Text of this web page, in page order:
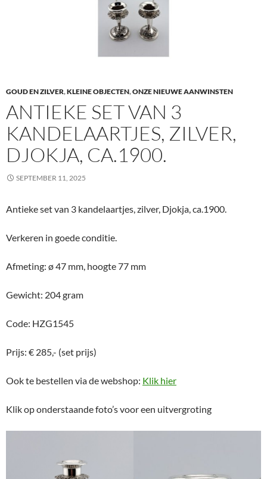
GOUD EN ZILVER,KLEINE OBJECTEN,ONZE NIEUWE AANWINSTEN
ANTIEKE SET VAN 3
KANDELAARTJES, ZILVER,
DJOKJA, CA.1900.
SEPTEMBER 11, 2025
Antieke set van 3 kandelaartjes, zilver, Djokja, ca.1900.
Verkeren in goede conditie.
Afmeting: ø 47 mm, hoogte 77 mm
Gewicht: 204 gram
Code: HZG1545
Prijs: € 285,- (set prijs)
Ook te bestellen via de webshop: Klik hier
Klik op onderstaande foto’s voor een uitvergroting